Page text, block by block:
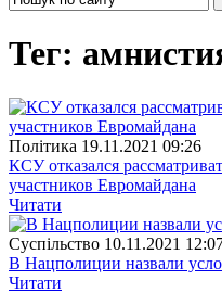
Тег:
Полiтика 19.11.2021 09:26
КСУ отказался
участников Евромайдана
Читати
Суспiльство 10.11.2021
В Нацполиции назвали
Читати